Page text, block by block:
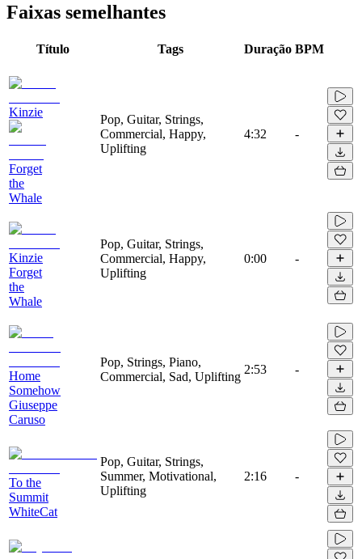
Faixas semelhantes
Título Tags Duração BPM
Kinzie
Forget
the
Whale
Pop, Guitar, Strings,
Commercial, Happy,
Uplifting
4:32 -
Kinzie
Forget
the
Whale
Pop, Guitar, Strings,
Commercial, Happy,
Uplifting
0:00 -
Home
Somehow
Giuseppe
Caruso
Pop, Strings, Piano,
Commercial, Sad, Uplifting
2:53 -
To the
Summit
WhiteCat
Pop, Guitar, Strings,
Summer, Motivational,
Uplifting
2:16 -